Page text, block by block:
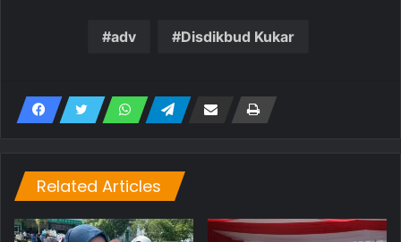
adv Disdikbud Kukar
Related Articles